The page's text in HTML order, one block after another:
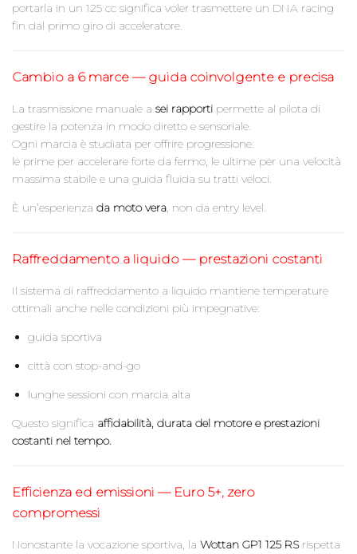
portarla in un 125 cc significa voler trasmettere un DNA racing
fin dal primo giro di acceleratore.
Cambio a 6 marce — guida coinvolgente e precisa
La trasmissione manuale a sei rapporti permette al pilota di
gestire la potenza in modo diretto e sensoriale.
Ogni marcia è studiata per offrire progressione:
le prime per accelerare forte da fermo, le ultime per una velocità
massima stabile e una guida fluida su tratti veloci.
È un’esperienza da moto vera, non da entry level.
Raffreddamento a liquido — prestazioni costanti
Il sistema di raffreddamento a liquido mantiene temperature
ottimali anche nelle condizioni più impegnative:
guida sportiva
città con stop-and-go
lunghe sessioni con marcia alta
Questo significa affidabilità, durata del motore e prestazioni
costanti nel tempo.
Efficienza ed emissioni — Euro 5+, zero
compromessi
Nonostante la vocazione sportiva, la Wottan GP1 125 RSrispetta